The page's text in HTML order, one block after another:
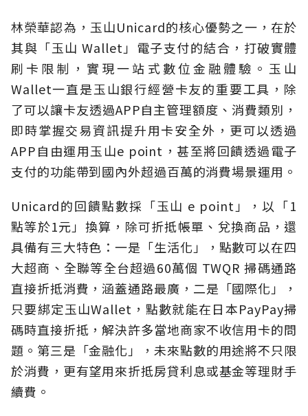
林榮華認為，玉山Unicard的核心優勢之一，在於
其與「玉山 Wallet」電子支付的結合，打破實體
刷卡限制，實現一站式數位金融體驗。玉山
Wallet一直是玉山銀行經營卡友的重要工具，除
了可以讓卡友透過APP自主管理額度、消費類別，
即時掌握交易資訊提升用卡安全外，更可以透過
APP自由運用玉山e point，甚至將回饋透過電子
支付的功能帶到國內外超過百萬的消費場景運用。
Unicard的回饋點數採「玉山 e point」，以「1
點等於1元」換算，除可折抵帳單、兌換商品，還
具備有三大特色：一是「生活化」，點數可以在四
大超商、全聯等全台超過60萬個 TWQR 掃碼通路
直接折抵消費，涵蓋通路最廣，二是「國際化」，
只要綁定玉山Wallet，點數就能在日本PayPay掃
碼時直接折抵，解決許多當地商家不收信用卡的問
題。第三是「金融化」，未來點數的用途將不只限
於消費，更有望用來折抵房貸利息或基金等理財手
續費。